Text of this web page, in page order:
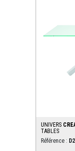
UNIVERS
TABLES
Référence :